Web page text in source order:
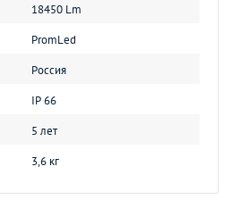
18450 Lm
PromLed
Россия
IP 66
5 лет
3,6 кг